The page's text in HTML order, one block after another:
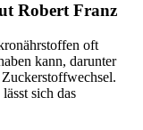
Robert Franz
oft
kann, darunter
sich das